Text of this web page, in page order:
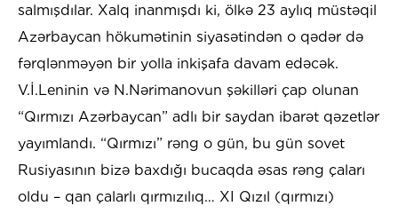
salmışdılar. Xalq inanmışdı ki, ölkə 23 aylıq müstəqil
Azərbaycan hökumətinin siyasətindən o qədər də
fərqlənməyən bir yolla inkişafa davam edəcək.
V.İ.Leninin və N.Nərimanovun şəkilləri çap olunan
“Qırmızı Azərbaycan” adlı bir saydan ibarət qəzetlər
yayımlandı. “Qırmızı” rəng o gün, bu gün sovet
Rusiyasının bizə baxdığı bucaqda əsas rəng çaları
oldu – qan çalarlı qırmızılıq… XI Qızıl (qırmızı)